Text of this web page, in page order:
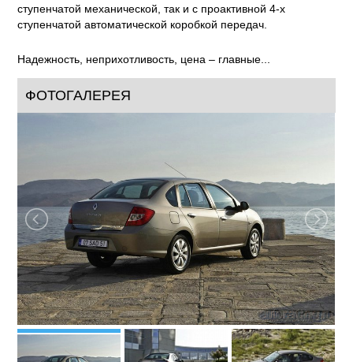
ступенчатой механической, так и с проактивной 4-х
ступенчатой автоматической коробкой передач.
Надежность, неприхотливость, цена – главные...
ФОТОГАЛЕРЕЯ